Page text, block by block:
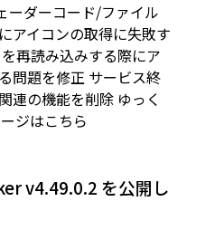
ーダーコード/ファイル
アイコンの取得に失敗す
再読み込みする際にア
問題を修正 サービス終
連の機能を削除 ゆっく
ジはこちら
v4.49.0.2 を公開し